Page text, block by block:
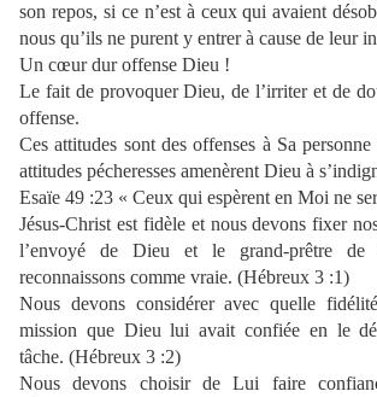
son repos, si ce n’est à ceux qui avaient
nous qu’ils ne purent y entrer à cause de leur
Un cœur dur offense Dieu !
Le fait de provoquer Dieu, de l’irriter et de
offense.
Ces attitudes sont des offenses à Sa
attitudes pécheresses amenèrent Dieu à
Esaïe 49 :23 « Ceux qui espèrent en Moi ne
Jésus-Christ est fidèle et nous devons fixer
l’envoyé de Dieu et le grand-prêtre
reconnaissons comme vraie. (Hébreux 3 :1)
Nous devons considérer avec quelle
mission que Dieu lui avait confiée en le
tâche. (Hébreux 3 :2)
Nous devons choisir de Lui faire